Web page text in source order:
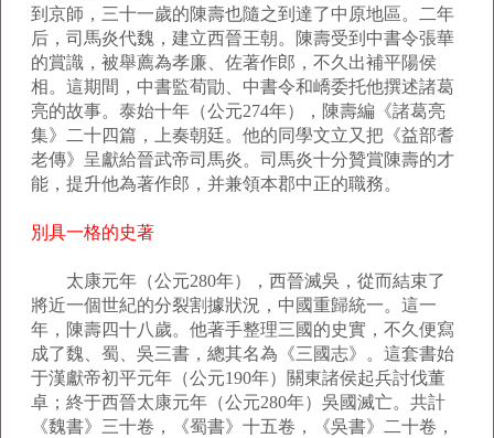
到京師，三十一歲的陳壽也隨之到達了中原地區。二年
后，司馬炎代魏，建立西晉王朝。陳壽受到中書令張華
的賞識，被舉薦為孝廉、佐著作郎，不久出補平陽侯
相。這期間，中書監荀勖、中書令和嶠委托他撰述諸葛
亮的故事。泰始十年（公元274年），陳壽編《諸葛亮
集》二十四篇，上奏朝廷。他的同學文立又把《益部耆
老傳》呈獻給晉武帝司馬炎。司馬炎十分贊賞陳壽的才
能，提升他為著作郎，并兼領本郡中正的職務。
別具一格的史著
太康元年（公元280年），西晉滅吳，從而結束了
將近一個世紀的分裂割據狀況，中國重歸統一。這一
年，陳壽四十八歲。他著手整理三國的史實，不久便寫
成了魏、蜀、吳三書，總其名為《三國志》。這套書始
于漢獻帝初平元年（公元190年）關東諸侯起兵討伐董
卓；終于西晉太康元年（公元280年）吳國滅亡。共計
《魏書》三十卷，《蜀書》十五卷，《吳書》二十卷，